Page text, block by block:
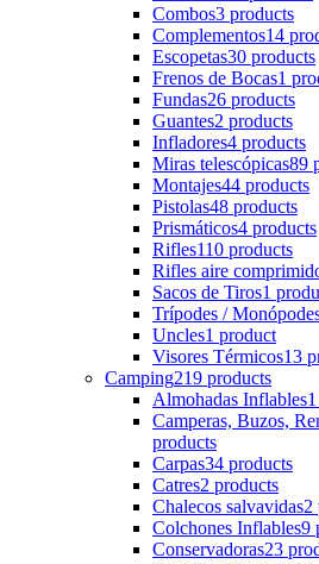
Combos3 products
Complementos14
Escopetas30 products
Frenos de Bocas1
Fundas26 products
Guantes2 products
Infladores4 products
Miras telescópicas89
Montajes44 products
Pistolas48 products
Prismáticos4 products
Rifles110 products
Rifles aire
Sacos de Tiros1
Trípodes /
Uncles1 product
Visores Térmicos13
Camping219 products
Almohadas Inflables
Camperas, Buzos,
products
Carpas34 products
Catres2 products
Chalecos salvavidas2
Colchones Inflables9
Conservadoras23